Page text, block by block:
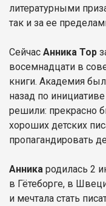
литературными
так и за ее
Сейчас Анника Тор
восемнадцати в
книги. Академия
назад по
решили: прекрасно
хороших детских
пропагандировать
Анника родилась 2
в Гётеборге, в
и мечтала стать